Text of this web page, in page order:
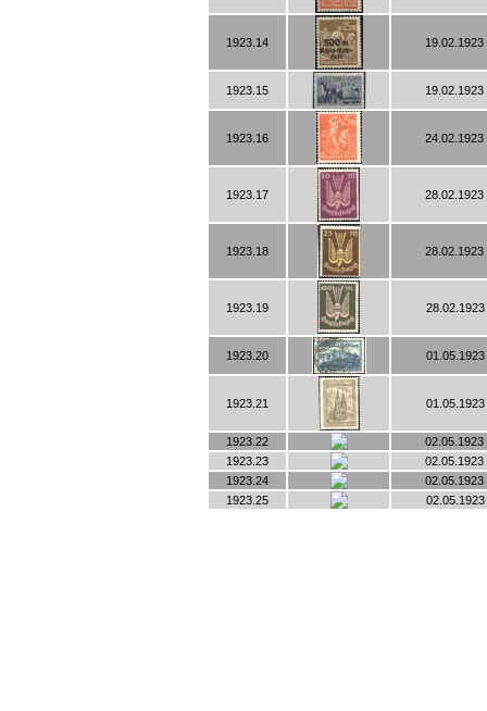
1923.14
1923.15
1923.16
1923.17
1923.18
1923.19
1923.20
1923.21
1923.22
1923.23
1923.24
1923.25